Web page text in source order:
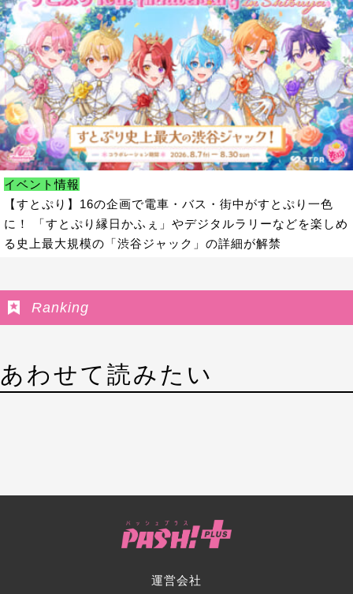
イベント情報
【すとぷり】16の企画で電車・バス・街中がすとぷり一色
に！ 「すとぷり縁日かふぇ」やデジタルラリーなどを楽しめ
る史上最大規模の「渋谷ジャック」の詳細が解禁
Ranking
あわせて読みたい
運営会社